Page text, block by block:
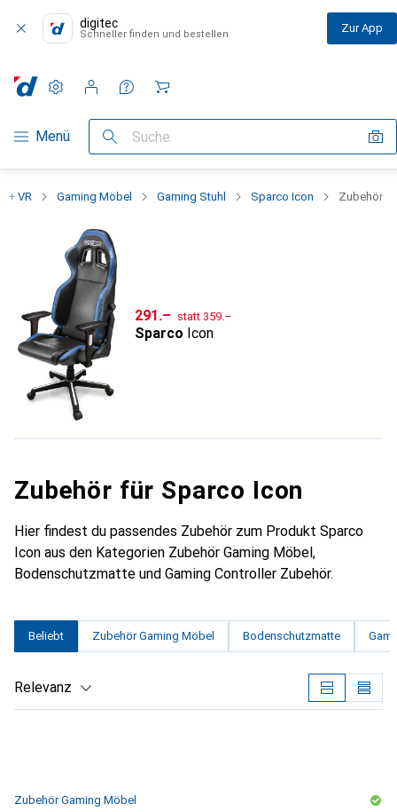
digitec
Schneller finden und bestellen Zur App
Navigation nach Kategorien
Menü Suche
Einstellungen
Kundenkonto
Vergleichslisten
Merklisten
Warenkorb
+ VR Gaming Möbel Gaming Stuhl Sparco Icon Zubehör
CHF
291.– statt CHF
359.–
Sparco Icon
Zubehör für Sparco Icon
Hier findest du passendes Zubehör zum Produkt Sparco
Icon aus den Kategorien Zubehör Gaming Möbel,
Bodenschutzmatte und Gaming Controller Zubehör.
Beliebt Zubehör Gaming Möbel Bodenschutzmatte
Relevanz
Zubehör Gaming Möbel